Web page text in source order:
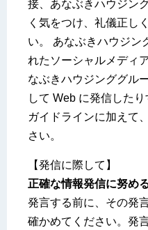
接、あなぶきハウジン
く気をつけ、礼儀正し
い。 あなぶきハウジン
れたソーシャルメディ
なぶきハウジンググル
して Web に発信した
ガイドラインに加えて
さい。
【発信に際して】
正確な情報発信に努め
発言する前に、その発
確かめてください。発